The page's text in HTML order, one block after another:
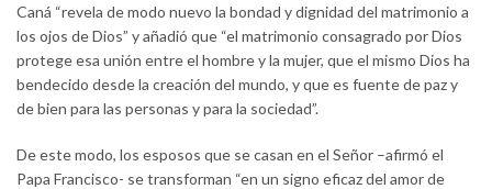
Caná “revela de modo nuevo la bondad y dignidad del matrimonio a
los ojos de Dios” y añadió que “el matrimonio consagrado por Dios
protege esa unión entre el hombre y la mujer, que el mismo Dios ha
bendecido desde la creación del mundo, y que es fuente de paz y
de bien para las personas y para la sociedad”.
De este modo, los esposos que se casan en el Señor –afirmó el
Papa Francisco- se transforman “en un signo eficaz del amor de